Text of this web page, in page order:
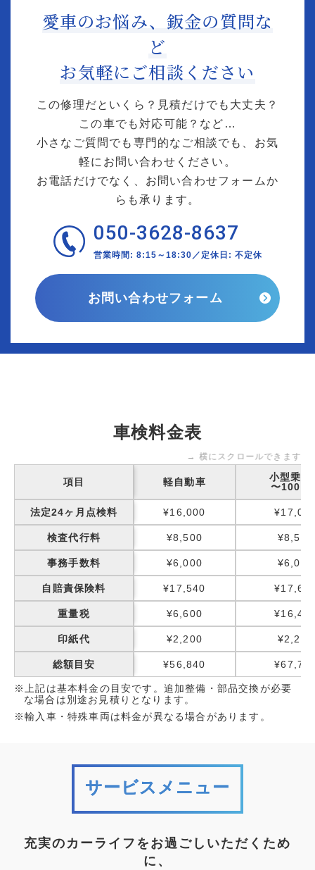
愛車のお悩み、鈑金の質問な
ど
お気軽にご相談ください
この修理だといくら？見積だけでも大丈夫？
この車でも対応可能？など…
小さなご質問でも専門的なご相談でも、お気
軽にお問い合わせください。
お電話だけでなく、お問い合わせフォームか
らも承ります。
050-3628-8637
営業時間: 8:15～18:30／定休日: 不定休
お問い合わせフォーム
車検料金表
→ 横にスクロールできます
項目 軽自動車
小型乗用
〜
法定24ヶ月点検料 ¥16,000
検査代行料 ¥8,500 ¥8,500
事務手数料 ¥6,000 ¥6,000
自賠責保険料 ¥17,540
重量税 ¥6,600
印紙代 ¥2,200 ¥2,200
総額目安 ¥56,840
※上記は基本料金の目安です。追加整備・部品交換が必要
な場合は別途お見積りとなります。
※輸入車・特殊車両は料金が異なる場合があります。
サービスメニュー
充実のカーライフをお過ごしいただくため
に、